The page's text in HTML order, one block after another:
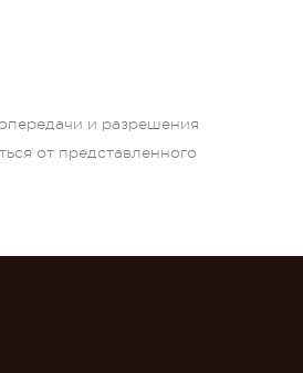
и разрешения
от представленного